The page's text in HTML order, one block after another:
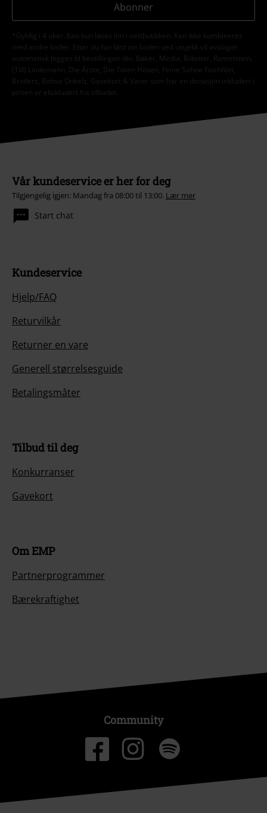
Abonner
*Gyldig i 4 uker. Kan kun løses inn i nettbutikken. Kan ikke kombineres
med andre koder. Etter du har løst inn koden ved utsjekk vil avslaget
automatisk legges til bestillingen din. Bøker, Media, Billetter, Rammstein,
(Till) Lindemann, Die Ärzte, Die Toten Hosen, Feine Sahne Fischfilet,
Broilers, Böhse Onkelz, Gavekort & Varer som har en donasjon inkludert i
prisen er ekskludert fra tilbudet.
Vår kundeservice er her for deg
Tilgjengelig igjen: Mandag fra 08:00 til 13:00. Lær mer
Start chat
Kundeservice
Hjelp/FAQ
Returvilkår
Returner en vare
Generell størrelsesguide
Betalingsmåter
Tilbud til deg
Konkurranser
Gavekort
Om EMP
Partnerprogrammer
Bærekraftighet
Community